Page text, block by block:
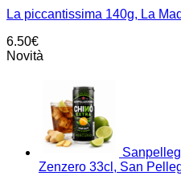
La piccantissima 140g, La
6.50€
Novità
Zenzero 33cl, San